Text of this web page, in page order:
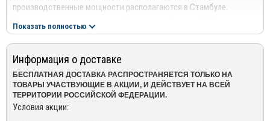
производственные мощности располагаются в Стамбуле.
экспортирует на европейский рынок.
Благодаря развитой системе логистики автоаксессуары Can
Otomotiv сегодня доступны в таких странах, как Украина, Россия,
Франция, Румыния, Ближний Восток, Алжир, Польша, Бельгия,
Нидерланды и страны Африки. Стабильно высокий спрос и
мировая популярность бренда обусловлена безупречным
Показать полностью
Информация о доставке
БЕСПЛАТНАЯ ДОСТАВКА РАСПРОСТРАНЯЕТСЯ ТОЛЬКО НА
ТОВАРЫ УЧАСТВУЮЩИЕ В АКЦИИ, И ДЕЙСТВУЕТ НА ВСЕЙ
ТЕРРИТОРИИ РОССИЙСКОЙ ФЕДЕРАЦИИ.
Условия акции: